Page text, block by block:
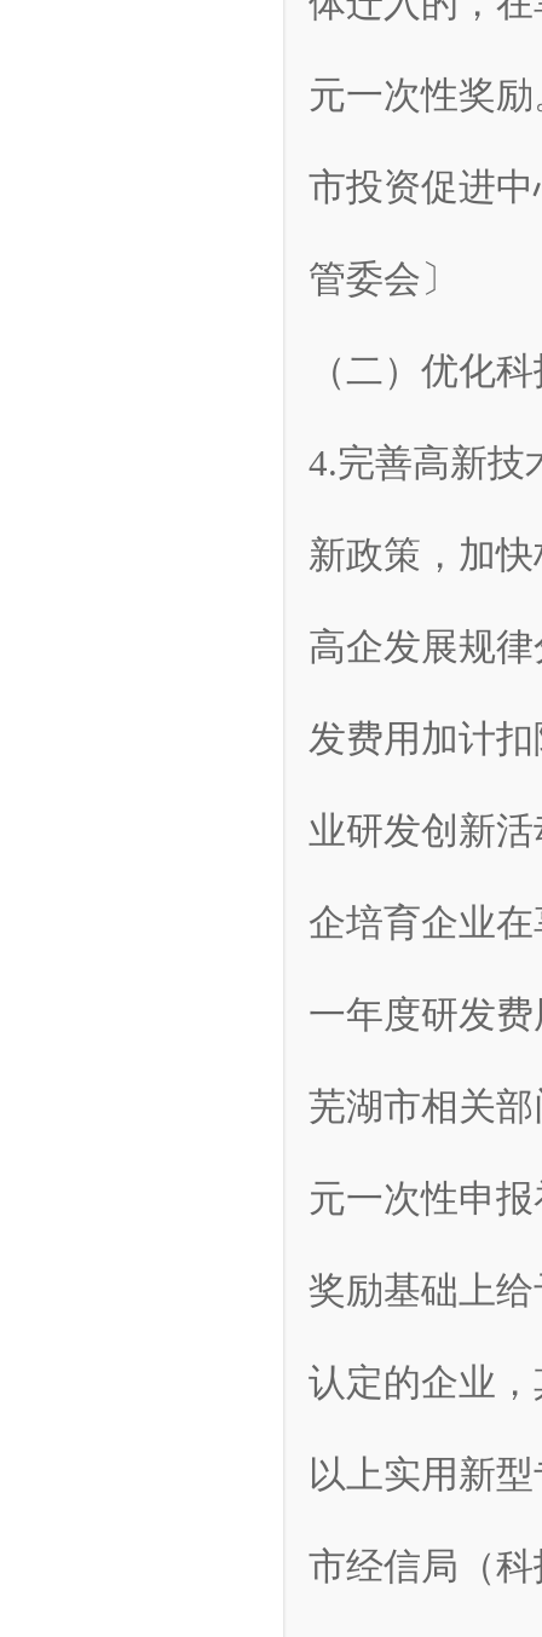
元一次性奖
市投资促进
管委会〕
（二）优化
4.完善高新技
新政策，加
高企发展规
发费用加计
业研发创新
企培育企业
一年度研发
芜湖市相关
元一次性申
奖励基础上
认定的企业
以上实用新
市经信局（